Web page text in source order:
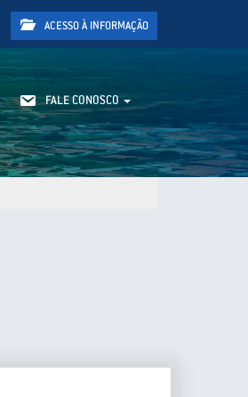
ACESSO À INFORMAÇÃO
FALE CONOSCO